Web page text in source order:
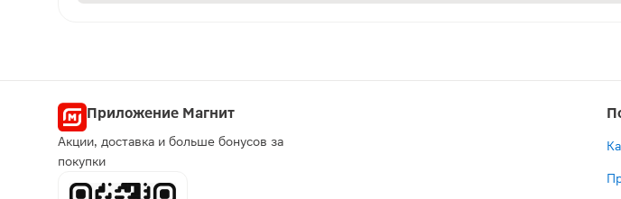
Приложение Магнит
Акции, доставка и больше бонусов за
покупки